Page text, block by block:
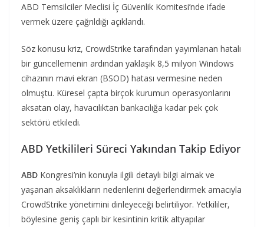
ABD Temsilciler Meclisi İç Güvenlik Komitesi’nde ifade
vermek üzere çağrıldığı açıklandı.
Söz konusu kriz, CrowdStrike tarafından yayımlanan hatalı
bir güncellemenin ardından yaklaşık 8,5 milyon Windows
cihazının mavi ekran (BSOD) hatası vermesine neden
olmuştu. Küresel çapta birçok kurumun operasyonlarını
aksatan olay, havacılıktan bankacılığa kadar pek çok
sektörü etkiledi.
ABD Yetkilileri Süreci Yakından Takip Ediyor
ABD Kongresi’nin konuyla ilgili detaylı bilgi almak ve
yaşanan aksaklıkların nedenlerini değerlendirmek amacıyla
CrowdStrike yönetimini dinleyeceği belirtiliyor. Yetkililer,
böylesine geniş çaplı bir kesintinin kritik altyapılar